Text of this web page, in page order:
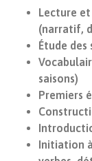
Lecture
(narratif,
Étude
saisons)
Premiers
Initiation